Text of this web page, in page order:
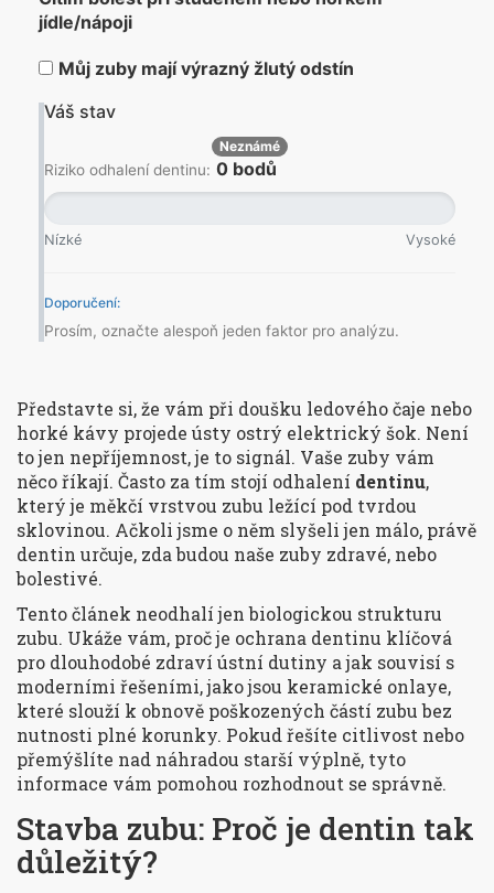
jídle/nápoji
Můj zuby mají výrazný žlutý odstín
Váš stav
Neznámé
Riziko odhalení dentinu: 0 bodů
Nízké Vysoké
Doporučení:
Prosím, označte alespoň jeden faktor pro analýzu.
Představte si, že vám při doušku ledového čaje nebo
horké kávy projede ústy ostrý elektrický šok. Není
to jen nepříjemnost, je to signál. Vaše zuby vám
něco říkají. Často za tím stojí odhalení dentinu,
který je měkčí vrstvou zubu ležící pod tvrdou
sklovinou. Ačkoli jsme o něm slyšeli jen málo, právě
dentin určuje, zda budou naše zuby zdravé, nebo
bolestivé.
Tento článek neodhalí jen biologickou strukturu
zubu. Ukáže vám, proč je ochrana dentinu klíčová
pro dlouhodobé zdraví ústní dutiny a jak souvisí s
moderními řešeními, jako jsou keramické onlaye,
které slouží k obnově poškozených částí zubu bez
nutnosti plné korunky. Pokud řešíte citlivost nebo
přemýšlíte nad náhradou starší výplně, tyto
informace vám pomohou rozhodnout se správně.
Stavba zubu: Proč je dentin tak
důležitý?